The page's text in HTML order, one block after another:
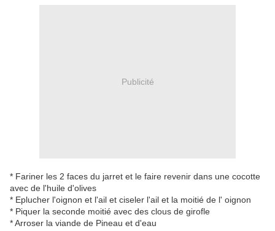
Publicité
* Fariner les 2 faces du jarret et le faire revenir dans une cocotte
avec de l'huile d'olives
* Eplucher l'oignon et l'ail et ciseler l'ail et la moitié de l' oignon
* Piquer la seconde moitié avec des clous de girofle
* Arroser la viande de Pineau et d'eau